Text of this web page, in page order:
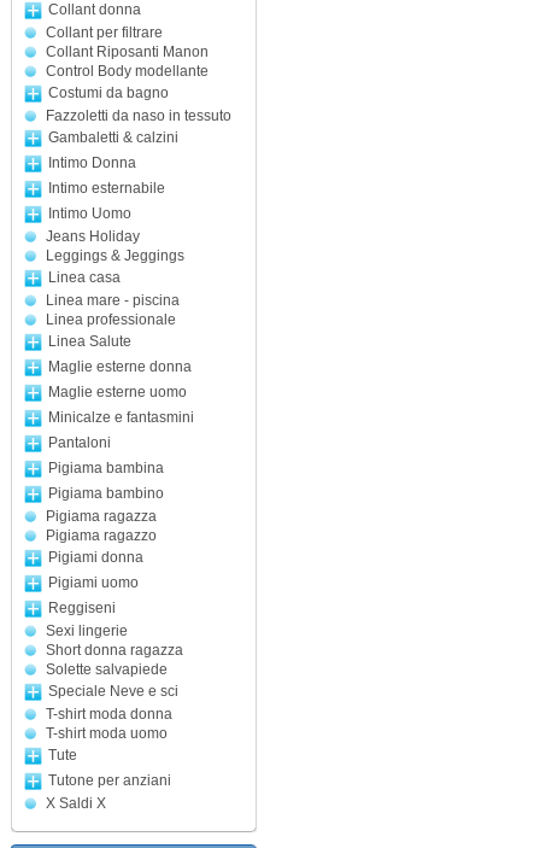
Collant donna
Collant per filtrare
Collant Riposanti Manon
Control Body modellante
Costumi da bagno
Fazzoletti da naso in tessuto
Gambaletti & calzini
Intimo Donna
Intimo esternabile
Intimo Uomo
Jeans Holiday
Leggings & Jeggings
Linea casa
Linea mare - piscina
Linea professionale
Linea Salute
Maglie esterne donna
Maglie esterne uomo
Minicalze e fantasmini
Pantaloni
Pigiama bambina
Pigiama bambino
Pigiama ragazza
Pigiama ragazzo
Pigiami donna
Pigiami uomo
Reggiseni
Sexi lingerie
Short donna ragazza
Solette salvapiede
Speciale Neve e sci
T-shirt moda donna
T-shirt moda uomo
Tute
Tutone per anziani
X Saldi X